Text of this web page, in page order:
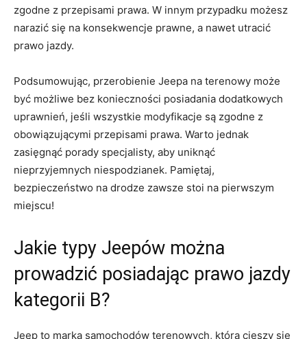
⁤zgodne⁢ z przepisami ‌prawa.⁣ W‌ innym ⁤przypadku możesz⁤
narazić się na konsekwencje prawne,​ a nawet ⁢utracić
⁤prawo jazdy.
Podsumowując, przerobienie⁢ Jeepa na ⁣terenowy może
być możliwe bez konieczności posiadania ‌dodatkowych​
uprawnień, jeśli wszystkie modyfikacje są zgodne⁣ z
obowiązującymi przepisami prawa. Warto jednak
zasięgnąć porady specjalisty, aby uniknąć
nieprzyjemnych niespodzianek. ⁣Pamiętaj,⁣
bezpieczeństwo na drodze zawsze ⁤stoi na pierwszym
miejscu!
Jakie typy ​Jeepów można⁣
prowadzić posiadając prawo jazdy
⁣kategorii​ B?
Jeep⁣ to ‍marka samochodów terenowych, która cieszy się